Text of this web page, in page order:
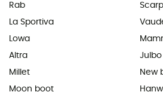
Rab
La Sportiva
Lowa
Altra
Millet
Moon boot
Julbo
New